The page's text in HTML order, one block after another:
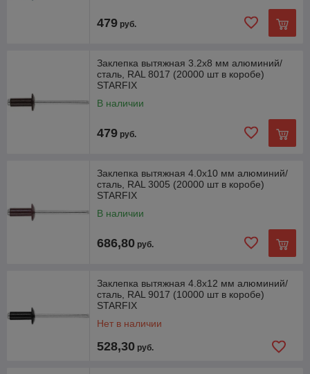
479 руб.
Заклепка вытяжная 3.2х8 мм алюминий/
сталь, RAL 8017 (20000 шт в коробе)
STARFIX
В наличии
479 руб.
Заклепка вытяжная 4.0х10 мм алюминий/
сталь, RAL 3005 (20000 шт в коробе)
STARFIX
В наличии
686,80 руб.
Заклепка вытяжная 4.8х12 мм алюминий/
сталь, RAL 9017 (10000 шт в коробе)
STARFIX
Нет в наличии
528,30 руб.